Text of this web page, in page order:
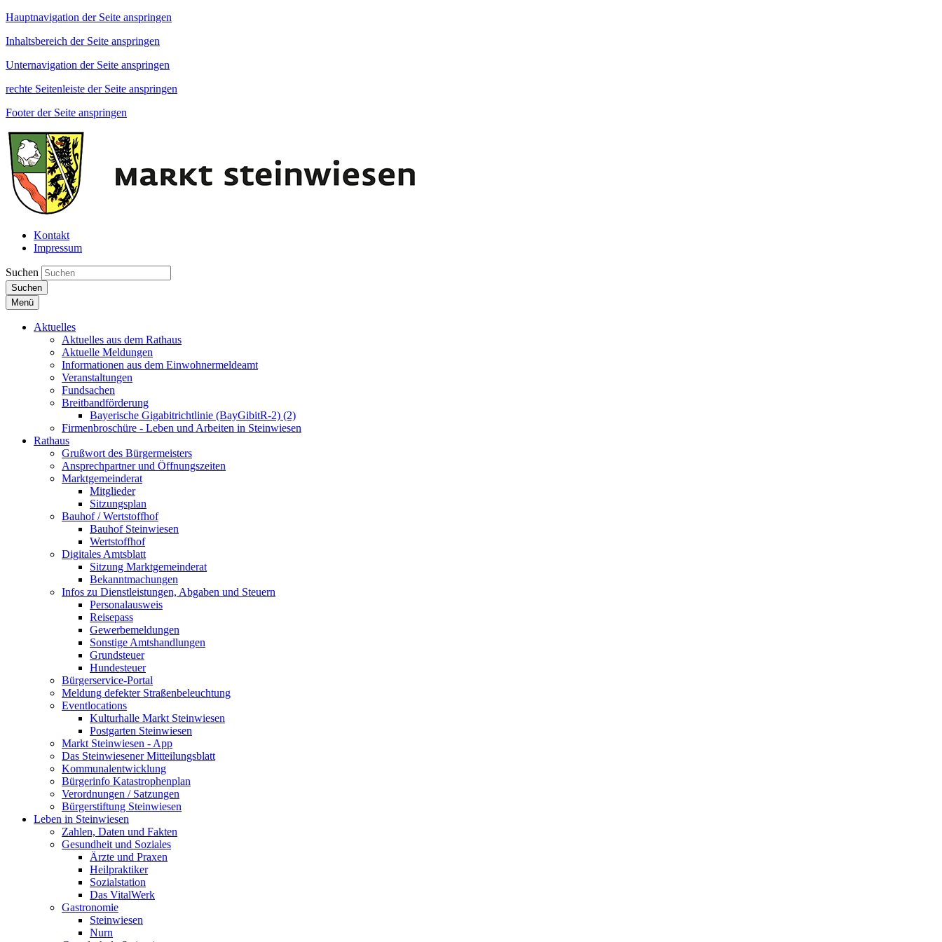
Hauptnavigation der Seite anspringen
Inhaltsbereich der Seite anspringen
Unternavigation der Seite anspringen
rechte Seitenleiste der Seite anspringen
Footer der Seite anspringen
Kontakt
Impressum
Suchen
Suchen
Menü
Aktuelles
Aktuelles aus dem Rathaus
Aktuelle Meldungen
Informationen aus dem Einwohnermeldeamt
Veranstaltungen
Fundsachen
Breitbandförderung
Bayerische Gigabitrichtlinie (BayGibitR-2) (2)
Firmenbroschüre - Leben und Arbeiten in Steinwiesen
Rathaus
Grußwort des Bürgermeisters
Ansprechpartner und Öffnungszeiten
Marktgemeinderat
Mitglieder
Sitzungsplan
Bauhof / Wertstoffhof
Bauhof Steinwiesen
Wertstoffhof
Digitales Amtsblatt
Sitzung Marktgemeinderat
Bekanntmachungen
Infos zu Dienstleistungen, Abgaben und Steuern
Personalausweis
Reisepass
Gewerbemeldungen
Sonstige Amtshandlungen
Grundsteuer
Hundesteuer
Bürgerservice-Portal
Meldung defekter Straßenbeleuchtung
Eventlocations
Kulturhalle Markt Steinwiesen
Postgarten Steinwiesen
Markt Steinwiesen - App
Das Steinwiesener Mitteilungsblatt
Kommunalentwicklung
Bürgerinfo Katastrophenplan
Verordnungen / Satzungen
Bürgerstiftung Steinwiesen
Leben in Steinwiesen
Zahlen, Daten und Fakten
Gesundheit und Soziales
Ärzte und Praxen
Heilpraktiker
Sozialstation
Das VitalWerk
Gastronomie
Steinwiesen
Nurn